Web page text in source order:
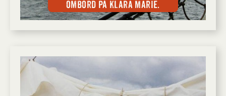
ombord på Klara Marie.